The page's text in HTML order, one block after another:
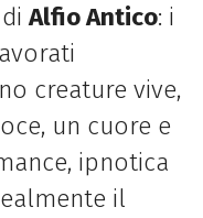
diAlfio Antico: i
creature vive,
un cuore e
ipnotica
il